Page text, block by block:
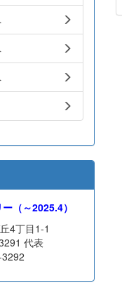
（～2025.4）
4丁目1-1
代表